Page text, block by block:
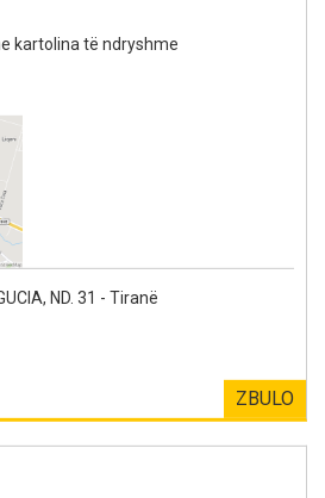
kartolina të ndryshme
ND. 31 - Tiranë
ZBULO